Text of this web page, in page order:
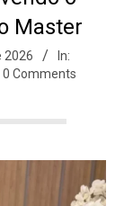
Master
2026
In:
0 Comments